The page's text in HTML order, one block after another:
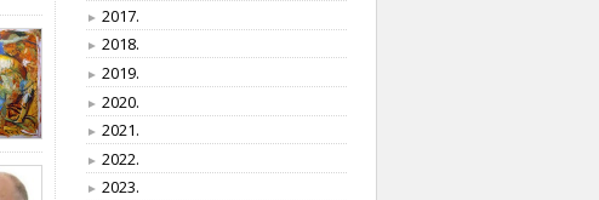
► 2017.
► 2018.
► 2019.
► 2020.
► 2021.
► 2022.
► 2023.